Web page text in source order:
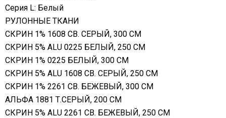
Серия L: Белый
РУЛОННЫЕ ТКАНИ
СКРИН 1% 1608 СВ. СЕРЫЙ, 300 СМ
СКРИН 5% ALU 0225 БЕЛЫЙ, 250 СМ
СКРИН 1% 0225 БЕЛЫЙ, 300 СМ
СКРИН 5% ALU 1608 СВ. СЕРЫЙ, 250 СМ
СКРИН 1% 2261 СВ. БЕЖЕВЫЙ, 300 СМ
АЛЬФА 1881 Т.СЕРЫЙ, 200 СМ
СКРИН 5% ALU 2261 СВ. БЕЖЕВЫЙ, 250 СМ